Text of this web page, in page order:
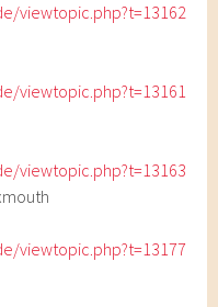
viewtopic.php?t=13162
viewtopic.php?t=13161
viewtopic.php?t=13163
viewtopic.php?t=13177